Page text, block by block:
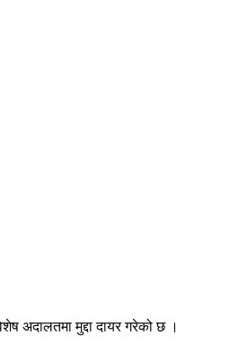
अदालतमा मुद्दा दायर गरेको छ ।